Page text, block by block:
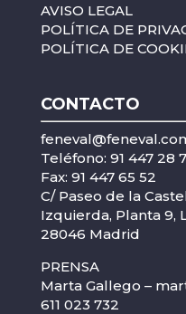
AVISO LEGAL
POLÍTICA DE
POLÍTICA DE
CONTACTO
Teléfono: 91 447 28
Fax: 91 447 65 52
C/ Paseo de la
Izquierda, Planta 9,
28046 Madrid
PRENSA
Marta Gallego –
611 023 732